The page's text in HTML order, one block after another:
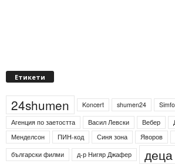
Етикети
24shumen Koncert shumen24
Агенция по заетостта
Васил Левски Вебер
Менделсон
ПИН-код Синя зона Яворов
български филми
д-р Нигяр Джафер деца